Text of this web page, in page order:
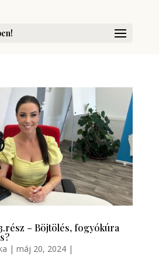
– Böjtölés, fogyókúra
| máj 20, 2024|